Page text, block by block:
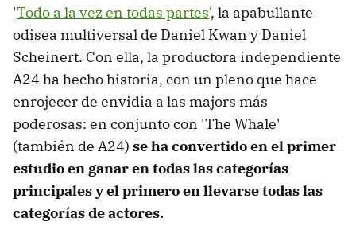
'Todo a la vez en todas partes', la apabullante
odisea multiversal de Daniel Kwan y Daniel
Scheinert. Con ella, la productora independiente
A24 ha hecho historia, con un pleno que hace
enrojecer de envidia a las majors más
poderosas: en conjunto con 'The Whale'
(también de A24) se ha convertido en el primer
estudio en ganar en todas las categorías
principales y el primero en llevarse todas las
categorías de actores.